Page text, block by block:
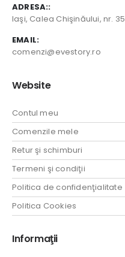
ADRESA::
Iaşi, Calea Chişinăului, nr. 35
EMAIL:
comenzi@evestory.ro
Website
Contul meu
Comenzile mele
Retur şi schimburi
Termeni şi condiţii
Politica de confidenţialitate
Politica Cookies
Informaţii